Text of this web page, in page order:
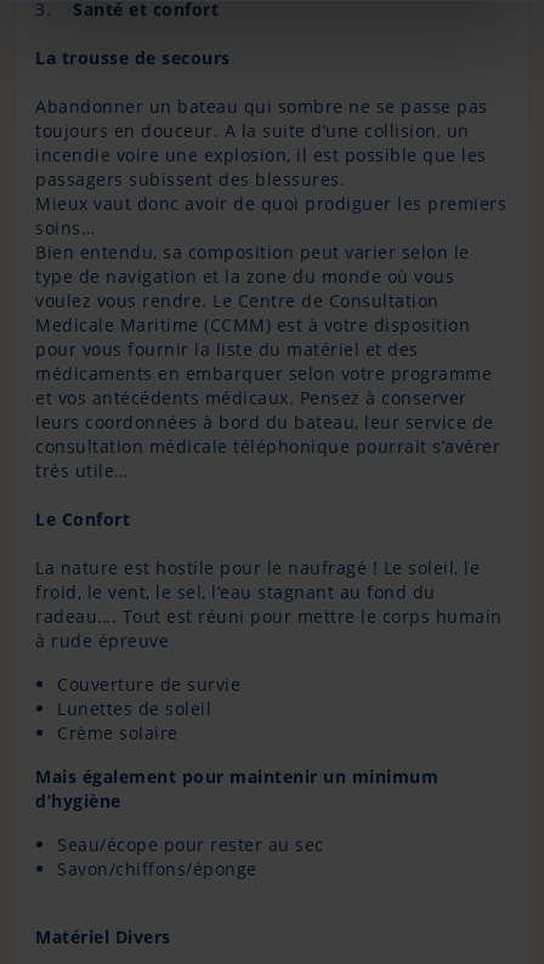
3.
Santé et confort
La trousse de secours
Abandonner un bateau qui sombre ne se passe pas
toujours en douceur. A la suite d’une collision, un
incendie voire une explosion, il est possible que les
passagers subissent des blessures.
Mieux vaut donc avoir de quoi prodiguer les premiers
soins…
Bien entendu, sa composition peut varier selon le
type de navigation et la zone du monde où vous
voulez vous rendre. Le Centre de Consultation
Medicale Maritime (CCMM) est à votre disposition
pour vous fournir la liste du matériel et des
médicaments en embarquer selon votre programme
et vos antécédents médicaux. Pensez à conserver
leurs coordonnées à bord du bateau, leur service de
consultation médicale téléphonique pourrait s’avérer
très utile…
Le Confort
La nature est hostile pour le naufragé ! Le soleil, le
froid, le vent, le sel, l’eau stagnant au fond du
radeau…. Tout est réuni pour mettre le corps humain
à rude épreuve
Couverture de survie
Lunettes de soleil
Crème solaire
Mais également pour maintenir un minimum
d’hygiène
Seau/écope pour rester au sec
Savon/chiffons/éponge
Matériel Divers